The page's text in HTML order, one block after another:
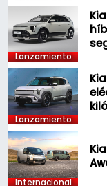
Lanzamiento
Lanzamiento
Internacional